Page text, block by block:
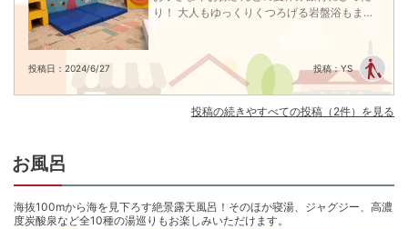
夕食は渥美野菜や魚介をふんだんに使用した和洋中ビュッフェ。
朝夕ともに海一望のオシャレなレストランにてお料理ご用意。ゆったりと優
雅にお食事をお楽しみください。
ホテル周辺には、「日本の渚百選」に選ばれた恋路が浜、ロマンティックな
白亜の伊良湖岬灯台など見所も盛りだくさん。
島崎藤村をはじめ、多くの文人に愛された伊良湖岬の美しさを心ゆくまで堪
※全客室内Wi-Fi設置有
季節情報♪【屋外プール】
2026年7月1日～2026年9月27日の宿泊者はご利用可能
り！ 大人もゆっくりくつろげる岩盤浴もまも
投稿日：2024/6/27 投稿：YS
投稿の続きやすべての投稿（2件）を見る
お風呂
海抜100mから海を見下ろす絶景露天風呂！そのほか寝湯、ジャグジー、高濃
度炭酸泉など全10種の湯巡りもお楽しみいただけます。